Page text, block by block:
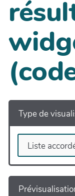
Type de